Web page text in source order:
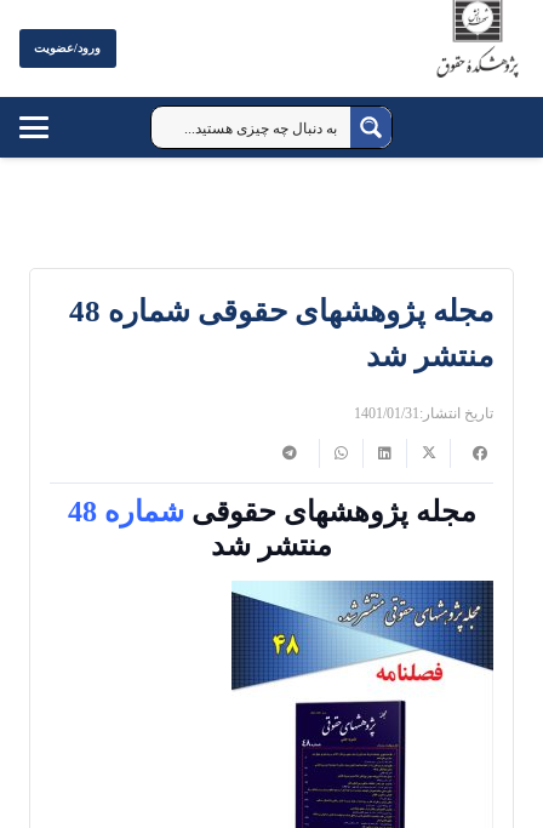
ورود/عضویت
مجله پژوهشهای حقوقی شماره 48
منتشر شد
تاریخ انتشار:1401/01/31
مجله پژوهشهای حقوقیشماره 48
منتشر شد